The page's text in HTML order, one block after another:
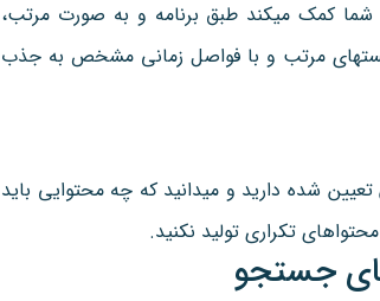
کمک میکند طبق برنامه و به صورت مرتب،
مرتب و با فواصل زمانی مشخص به جذب
شده دارید و میدانید که چه محتوایی باید
تکراری تولید نکنید.
جستجو